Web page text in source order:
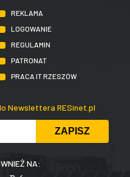
REKLAMA
LOGOWANIE
REGULAMIN
PATRONAT
PRACA IT RZESZÓW
Newslettera RESinet.pl
NA: